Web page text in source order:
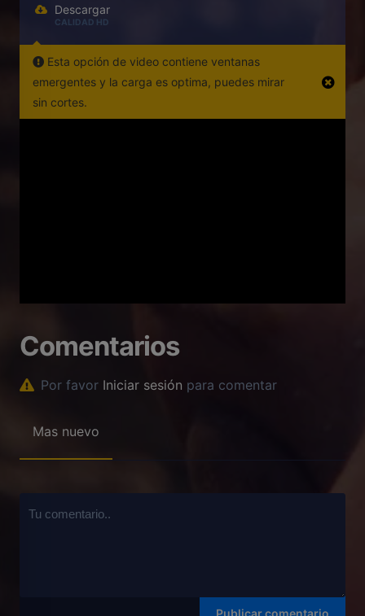
Descargar
CALIDAD HD
Esta opción de video contiene ventanas
emergentes y la carga es optima, puedes mirar
sin cortes.
Comentarios
Por favor Iniciar sesión para comentar
Mas nuevo